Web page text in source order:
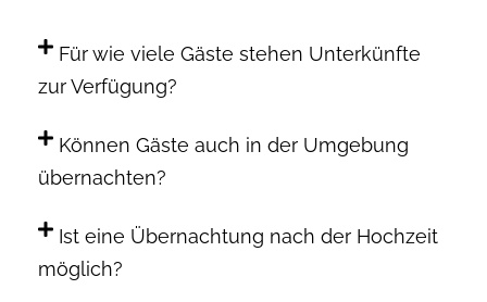
Für wie viele Gäste stehen Unterkünfte
zur Verfügung?
Können Gäste auch in der Umgebung
übernachten?
Ist eine Übernachtung nach der Hochzeit
möglich?